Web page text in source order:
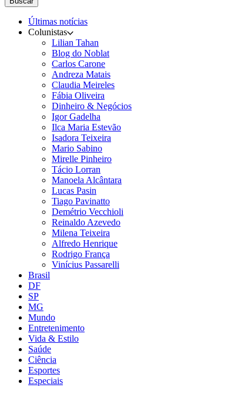
Últimas notícias
Colunistas
Lilian Tahan
Blog do Noblat
Carlos Carone
Andreza Matais
Claudia Meireles
Fábia Oliveira
Dinheiro & Negócios
Igor Gadelha
Ilca Maria Estevão
Isadora Teixeira
Mario Sabino
Mirelle Pinheiro
Tácio Lorran
Manoela Alcântara
Lucas Pasin
Tiago Pavinatto
Demétrio Vecchioli
Reinaldo Azevedo
Milena Teixeira
Alfredo Henrique
Rodrigo França
Vinícius Passarelli
Brasil
DF
SP
MG
Mundo
Entretenimento
Vida & Estilo
Saúde
Ciência
Esportes
Especiais